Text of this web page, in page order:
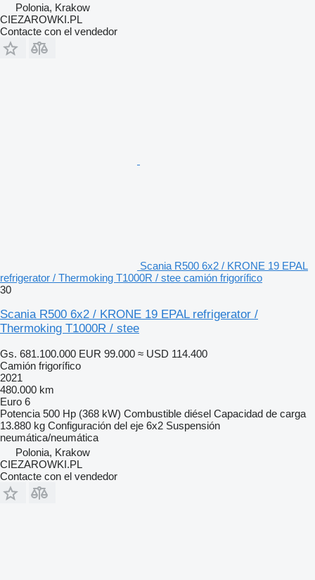
Polonia, Krakow
CIEZAROWKI.PL
Contacte con el vendedor
Scania R500 6x2 / KRONE 19 EPAL
refrigerator / Thermoking T1000R / stee camión frigorífico
30
Scania R500 6x2 / KRONE 19 EPAL refrigerator /
Thermoking T1000R / stee
Gs. 681.100.000 EUR 99.000 ≈ USD 114.400
Camión frigorífico
2021
480.000 km
Euro 6
Potencia 500 Hp (368 kW) Combustible diésel Capacidad de carga
13.880 kg Configuración del eje 6x2 Suspensión
neumática/neumática
Polonia, Krakow
CIEZAROWKI.PL
Contacte con el vendedor